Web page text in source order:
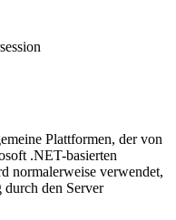
Plattformen, der von
.NET-basierten
normalerweise verwendet,
durch den Server